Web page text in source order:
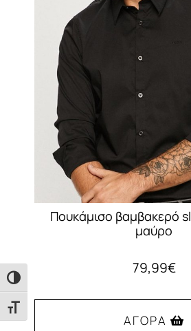
Εναλλαγή Υψηλής Αντίθεσης
Εναλλαγή Μεγέθους Γραμμάτων
Πουκάμισο βαμβακερό
μαύρο
79,99€
ΑΓΟΡΆ